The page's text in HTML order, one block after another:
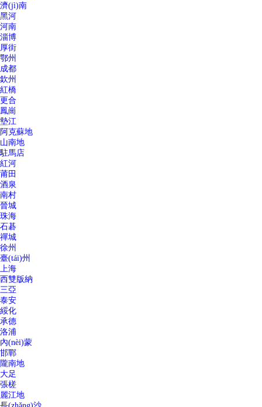
濟(jì)南
黑河
河南
淄博
厚街
鄂州
成都
欽州
紅橋
更合
鳳崗
墊江
阿克蘇地
山南地
駐馬店
紅河
莆田
酒泉
南村
晉城
珠海
石碁
禪城
徐州
臺(tái)州
上海
西雙版納
三亞
泰安
綏化
承德
洛浦
內(nèi)蒙
邯鄲
隴南地
大足
張槎
麗江地